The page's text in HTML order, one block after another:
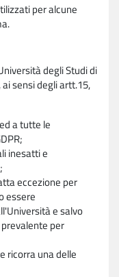
per alcune
degli Studi di
sensi degli artt.15,
a tutte le
inesatti e
eccezione per
essere
e salvo
per
ricorra una delle